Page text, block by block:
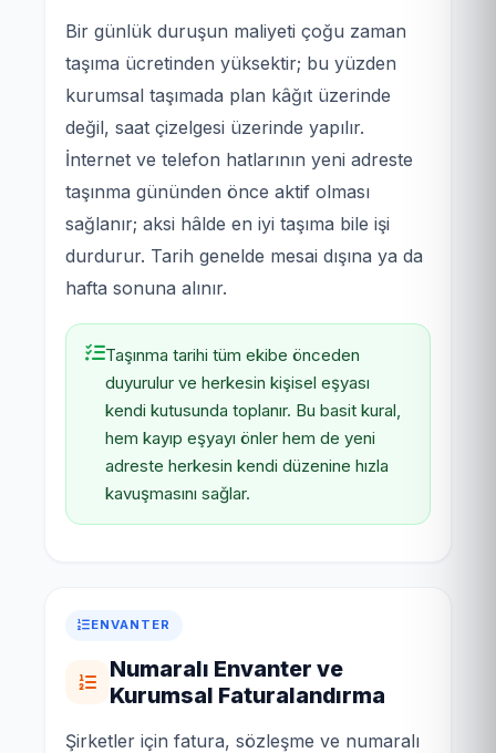
Bir günlük duruşun maliyeti çoğu zaman
taşıma ücretinden yüksektir; bu yüzden
kurumsal taşımada plan kâğıt üzerinde
değil, saat çizelgesi üzerinde yapılır.
İnternet ve telefon hatlarının yeni adreste
taşınma gününden önce aktif olması
sağlanır; aksi hâlde en iyi taşıma bile işi
durdurur. Tarih genelde mesai dışına ya da
hafta sonuna alınır.
Taşınma tarihi tüm ekibe önceden
duyurulur ve herkesin kişisel eşyası
kendi kutusunda toplanır. Bu basit kural,
hem kayıp eşyayı önler hem de yeni
adreste herkesin kendi düzenine hızla
kavuşmasını sağlar.
ENVANTER
Numaralı Envanter ve
Kurumsal Faturalandırma
Şirketler için fatura, sözleşme ve numaralı